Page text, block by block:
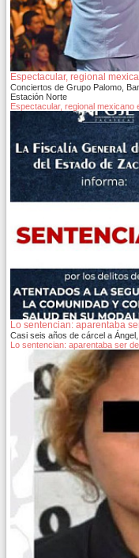
Espectacular, regional
Conciertos de Grupo Palomo,
Estación Norte
Espectacular, regional mexicano
Lo sentencian: aparentaba
Casi seis años de cárcel a
Lo sentencian: aparentaba ser